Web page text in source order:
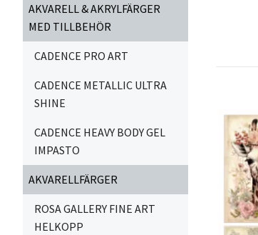
AKVARELL & AKRYLFÄRGER
MED TILLBEHÖR
CADENCE PRO ART
CADENCE METALLIC ULTRA
SHINE
CADENCE HEAVY BODY GEL
IMPASTO
AKVARELLFÄRGER
ROSA GALLERY FINE ART
HELKOPP